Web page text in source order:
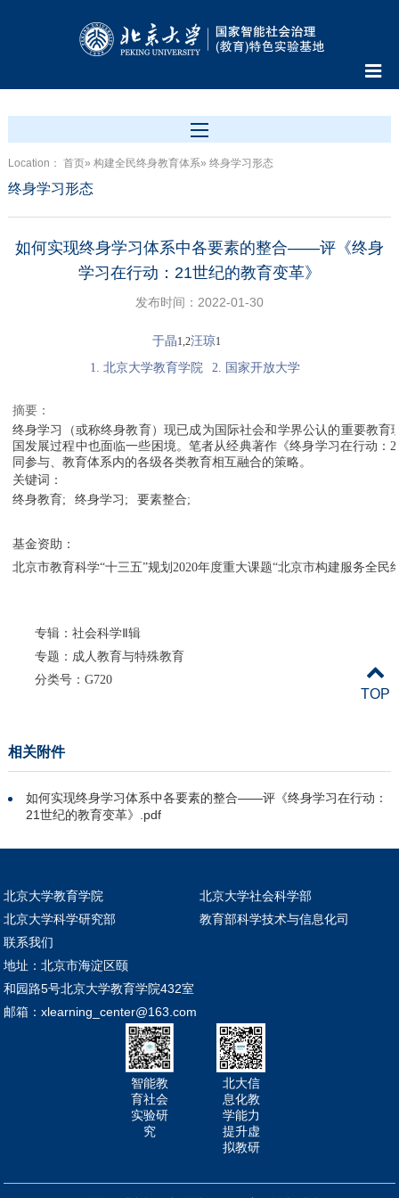
Location： 首页» 构建全民终身教育体系» 终身学习形态
终身学习形态
如何实现终身学习体系中各要素的整合——评《终身
学习在行动：21世纪的教育变革》
发布时间：2022-01-30
于晶1,2汪琼1
1. 北京大学教育学院 2. 国家开放大学
摘要：
终身学习（或称终身教育）现已成为国际社会和学界公认的重要教
国发展过程中也面临一些困境。笔者从经典著作《终身学习在行动
同参与、教育体系内的各级各类教育相互融合的策略。
关键词：
终身教育;
终身学习; 要素整合;
基金资助：
北京市教育科学“十三五”规划2020年度重大课题“北京市构建服务全
专辑：社会科学Ⅱ辑
专题：成人教育与特殊教育
分类号：G720
相关附件
如何实现终身学习体系中各要素的整合——评《终身学习在行动：
21世纪的教育变革》.pdf
北京大学教育学院
北京大学社会科学部
北京大学科学研究部
教育部科学技术与信息化司
联系我们
地址：北京市海淀区颐
和园路5号北京大学教育学院432室
邮箱：xlearning_center@163.com
智能教
育社会
实验研
究
北大信
息化教
学能力
提升虚
拟教研
TOP